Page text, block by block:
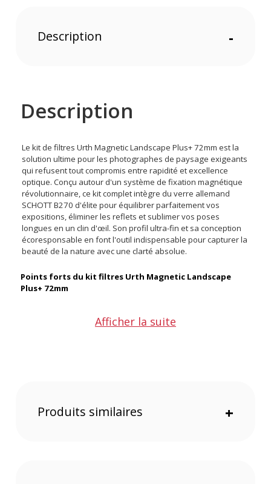
Description -
Description
Le kit de filtres Urth Magnetic Landscape Plus+ 72mm est la
solution ultime pour les photographes de paysage exigeants
qui refusent tout compromis entre rapidité et excellence
optique. Conçu autour d'un système de fixation magnétique
révolutionnaire, ce kit complet intègre du verre allemand
SCHOTT B270 d'élite pour équilibrer parfaitement vos
expositions, éliminer les reflets et sublimer vos poses
longues en un clin d'œil. Son profil ultra-fin et sa conception
écoresponsable en font l'outil indispensable pour capturer la
beauté de la nature avec une clarté absolue.
Points forts du kit filtres Urth Magnetic Landscape
Plus+ 72mm
Système magnétique ultra-rapide pour des transitions
Une réactivité instantanée face aux éléments
Afficher la suite
Produits similaires +